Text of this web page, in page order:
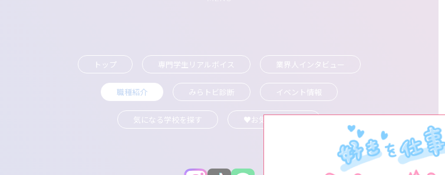
トップ 専門学生リアルボイス 業界人インタビュー
職種紹介 みらトビ診断 イベント情報
気になる学校を探す ♥お気に⼊り記事